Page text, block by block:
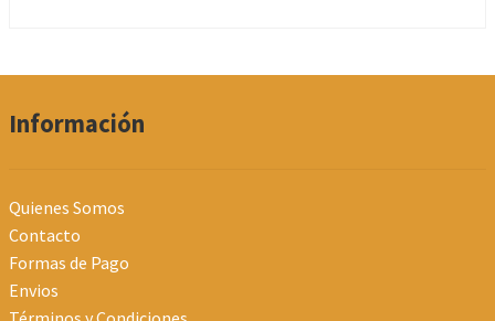
Información
Quienes Somos
Contacto
Formas de Pago
Envios